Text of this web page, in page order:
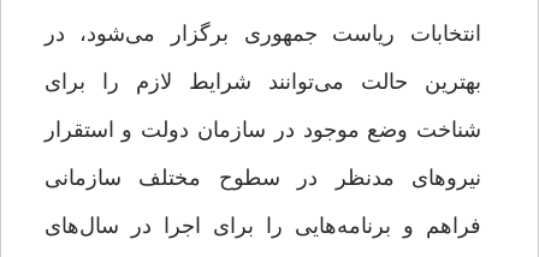
انتخابات ریاست جمهوری برگزار می‌شود، در
بهترین حالت می‌توانند شرایط لازم را برای
شناخت وضع موجود در سازمان دولت و استقرار
نیروهای مدنظر در سطوح مختلف سازمانی
فراهم و برنامه‌هایی را برای اجرا در سال‌های